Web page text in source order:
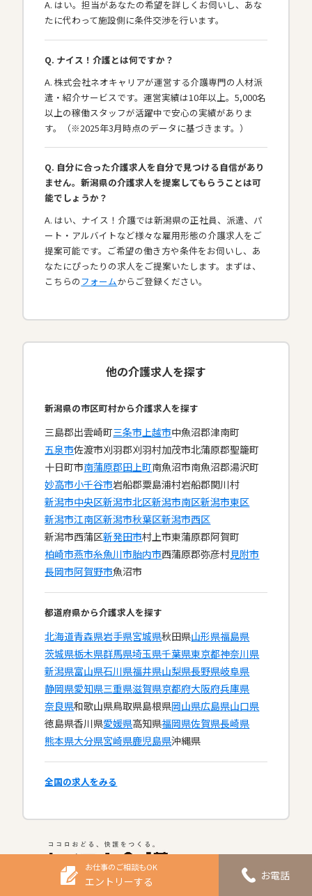
A. はい。担当があなたの希望を詳しくお伺いし、あな
たに代わって施設側に条件交渉を行います。
Q. ナイス！介護とは何ですか？
A. 株式会社ネオキャリアが運営する介護専門の人材派
遣・紹介サービスです。運営実績は10年以上。5,000名
以上の稼働スタッフが活躍中で安心の実績がありま
す。（※2025年3月時点のデータに基づきます。）
Q. 自分に合った介護求人を自分で見つける自信があり
ません。新潟県の介護求人を提案してもらうことは可
能でしょうか？
A. はい、ナイス！介護では新潟県の正社員、派遣、パ
ート・アルバイトなど様々な雇用形態の介護求人をご
提案可能です。ご希望の働き方や条件をお伺いし、あ
なたにぴったりの求人をご提案いたします。まずは、
こちらのフォームからご登録ください。
他の介護求人を探す
新潟県の市区町村から介護求人を探す
三島郡出雲崎町三条市上越市中魚沼郡津南町
五泉市佐渡市刈羽郡刈羽村加茂市北蒲原郡聖籠町
十日町市南蒲原郡田上町南魚沼市南魚沼郡湯沢町
妙高市小千谷市岩船郡粟島浦村岩船郡関川村
新潟市中央区新潟市北区新潟市南区新潟市東区
新潟市江南区新潟市秋葉区新潟市西区
新潟市西蒲区新発田市村上市東蒲原郡阿賀町
柏崎市燕市糸魚川市胎内市西蒲原郡弥彦村見附市
長岡市阿賀野市魚沼市
都道府県から介護求人を探す
北海道青森県岩手県宮城県秋田県山形県福島県
茨城県栃木県群馬県埼玉県千葉県東京都神奈川県
新潟県富山県石川県福井県山梨県長野県岐阜県
静岡県愛知県三重県滋賀県京都府大阪府兵庫県
奈良県和歌山県鳥取県島根県岡山県広島県山口県
徳島県香川県愛媛県高知県福岡県佐賀県長崎県
熊本県大分県宮崎県鹿児島県沖縄県
全国の求人をみる
お仕事のご相談もOK
エントリーする お電話